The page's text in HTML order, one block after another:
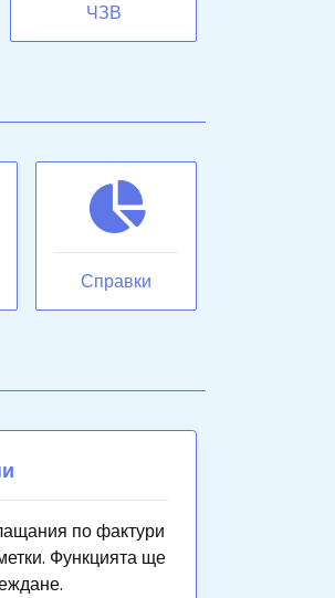
ЧЗВ
Справки
по фактури
Функцията ще